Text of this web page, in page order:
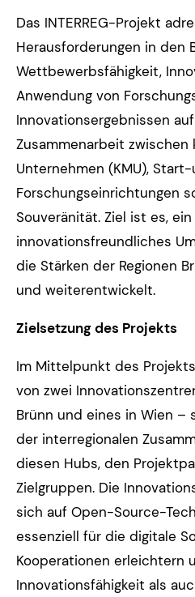
Das INTERREG-Projekt
Herausforderungen in den
Wettbewerbsfähigkeit,
Anwendung von
Innovationsergebnissen
Zusammenarbeit
Unternehmen (KMU),
Forschungseinrichtungen
Souveränität. Ziel ist es, ein
innovationsfreundliches
die Stärken der Regionen
und weiterentwickelt.
Zielsetzung des Projekts
Im Mittelpunkt des
von zwei
Brünn und eines in Wien –
der interregionalen
diesen Hubs, den
Zielgruppen. Die
sich auf Open-Source-
essenziell für die digitale
Kooperationen erleichtern
Innovationsfähigkeit als